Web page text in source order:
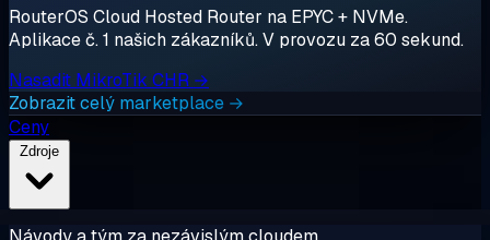
RouterOS Cloud Hosted Router na EPYC + NVMe.
Aplikace č. 1 našich zákazníků. V provozu za 60 sekund.
Nasadit MikroTik CHR →
Zobrazit celý marketplace →
Ceny